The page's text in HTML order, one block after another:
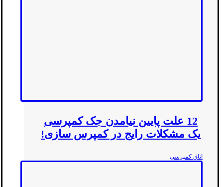
12 علت پایین نیامدن جک کمپرسی
یک مشکلات رایج در کمپرس سازی!
اتاق کمپرسی